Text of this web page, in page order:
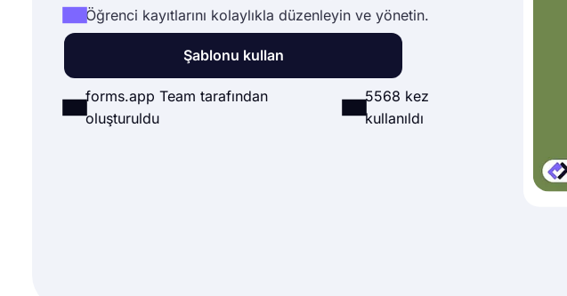
Öğrenci kayıtlarını kolaylıkla düzenleyin ve yönetin.
Şablonu kullan
forms.app Team tarafından
oluşturuldu
5568 kez
kullanıldı